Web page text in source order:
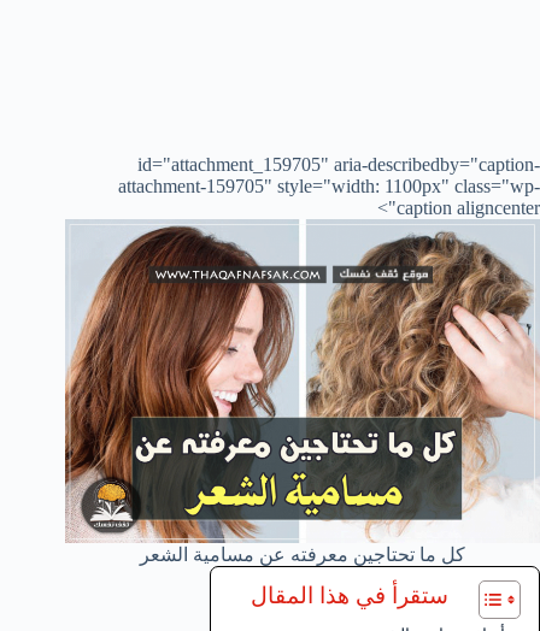
id="attachment_159705" aria-describedby="caption-
attachment-159705" style="width: 1100px" class="wp-
caption aligncenter">
كل ما تحتاجين معرفته عن مسامية الشعر
ستقرأ في هذا المقال